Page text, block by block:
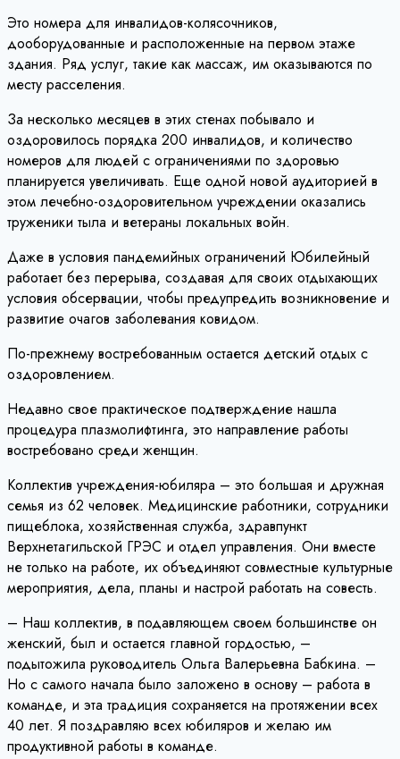
Это номера для инвалидов-колясочников,
дооборудованные и расположенные на первом этаже
здания. Ряд услуг, такие как массаж, им оказываются по
месту расселения.
За несколько месяцев в этих стенах побывало и
оздоровилось порядка 200 инвалидов, и количество
номеров для людей с ограничениями по здоровью
планируется увеличивать. Еще одной новой аудиторией в
этом лечебно-оздоровительном учреждении оказались
труженики тыла и ветераны локальных войн.
Даже в условия пандемийных ограничений Юбилейный
работает без перерыва, создавая для своих отдыхающих
условия обсервации, чтобы предупредить возникновение и
развитие очагов заболевания ковидом.
По-прежнему востребованным остается детский отдых с
оздоровлением.
Недавно свое практическое подтверждение нашла
процедура плазмолифтинга, это направление работы
востребовано среди женщин.
Коллектив учреждения-юбиляра – это большая и дружная
семья из 62 человек. Медицинские работники, сотрудники
пищеблока, хозяйственная служба, здравпункт
Верхнетагильской ГРЭС и отдел управления. Они вместе
не только на работе, их объединяют совместные культурные
мероприятия, дела, планы и настрой работать на совесть.
– Наш коллектив, в подавляющем своем большинстве он
женский, был и остается главной гордостью, –
подытожила руководитель Ольга Валерьевна Бабкина. –
Но с самого начала было заложено в основу – работа в
команде, и эта традиция сохраняется на протяжении всех
40 лет. Я поздравляю всех юбиляров и желаю им
продуктивной работы в команде.